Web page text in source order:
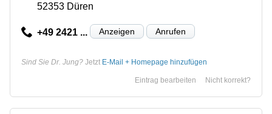
52353 Düren
+49 2421 ... Anzeigen Anrufen
Sind Sie Dr. Jung? Jetzt E-Mail + Homepage hinzufügen
Nicht korrekt?
Eintrag bearbeiten